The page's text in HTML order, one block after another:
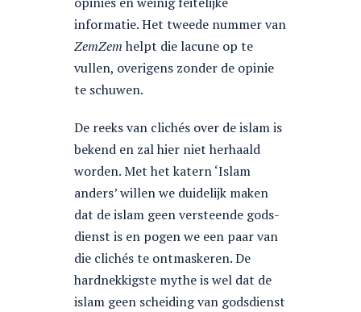
informatie. Het tweede nummer van
ZemZem helpt die lacune op te
vullen, overigens zonder de opinie
te schuwen.
De reeks van clichés over de islam is
bekend en zal hier niet herhaald
worden. Met het katern ‘Islam
anders’ willen we duidelijk maken
dat de islam geen versteende gods-
dienst is en pogen we een paar van
die clichés te ontmaskeren. De
hardnekkigste mythe is wel dat de
islam geen scheiding van godsdienst